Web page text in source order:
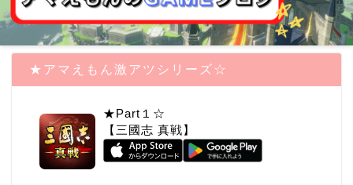
★アマえもん激アツシリーズ☆
★Part１☆
【三國志 真戦】